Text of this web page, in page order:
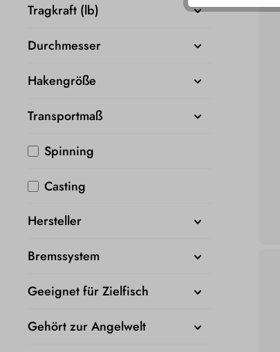
Tragkraft (lb)
Durchmesser
Hakengröße
Transportmaß
Spinning
Casting
Hersteller
Bremssystem
Geeignet für Zielfisch
Gehört zur Angelwelt